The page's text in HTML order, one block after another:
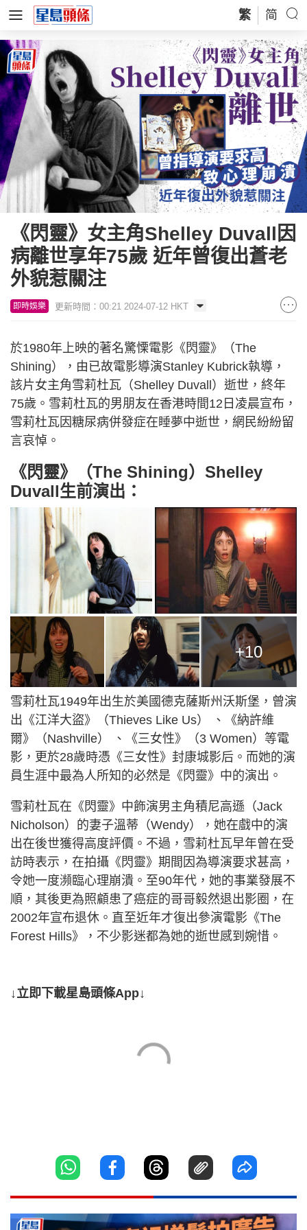
繁 简
《閃靈》女主角Shelley Duvall因
病離世享年75歲 近年曾復出蒼老
外貌惹關注
即時娛樂 更新時間：00:21 2024-07-12 HKT
於1980年上映的著名驚慄電影《閃靈》（The
Shining），由已故電影導演Stanley Kubrick執導，
該片女主角雪莉杜瓦（Shelley Duvall）逝世，終年
75歲。雪莉杜瓦的男朋友在香港時間12日凌晨宣布，
雪莉杜瓦因糖尿病併發症在睡夢中逝世，網民紛紛留
言哀悼。
《閃靈》（The Shining）Shelley
Duvall生前演出：
+10
雪莉杜瓦1949年出生於美國德克薩斯州沃斯堡，曾演
出《江洋大盜》（Thieves Like Us） 、《納許維
爾》（Nashville） 、《三女性》（3 Women）等電
影，更於28歲時憑《三女性》封康城影后。而她的演
員生涯中最為人所知的必然是《閃靈》中的演出。
雪莉杜瓦在《閃靈》中飾演男主角積尼高遜（Jack
Nicholson）的妻子溫蒂（Wendy），她在戲中的演
出在後世獲得高度評價。不過，雪莉杜瓦早年曾在受
訪時表示，在拍攝《閃靈》期間因為導演要求甚高，
令她一度瀕臨心理崩潰。至90年代，她的事業發展不
順，其後更為照顧患了癌症的哥哥毅然退出影圈，在
2002年宣布退休。直至近年才復出參演電影《The
Forest Hills》，不少影迷都為她的逝世感到婉惜。
↓立即下載星島頭條App↓